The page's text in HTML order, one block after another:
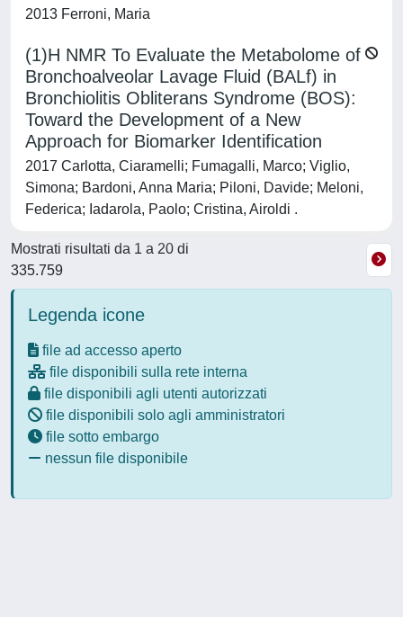
2013 Ferroni, Maria
(1)H NMR To Evaluate the Metabolome of
Bronchoalveolar Lavage Fluid (BALf) in
Bronchiolitis Obliterans Syndrome (BOS):
Toward the Development of a New
Approach for Biomarker Identification
2017 Carlotta, Ciaramelli; Fumagalli, Marco; Viglio,
Simona; Bardoni, Anna Maria; Piloni, Davide; Meloni,
Federica; Iadarola, Paolo; Cristina, Airoldi .
Mostrati risultati da 1 a 20 di
335.759
Legenda icone
file ad accesso aperto
file disponibili sulla rete interna
file disponibili agli utenti autorizzati
file disponibili solo agli amministratori
file sotto embargo
nessun file disponibile